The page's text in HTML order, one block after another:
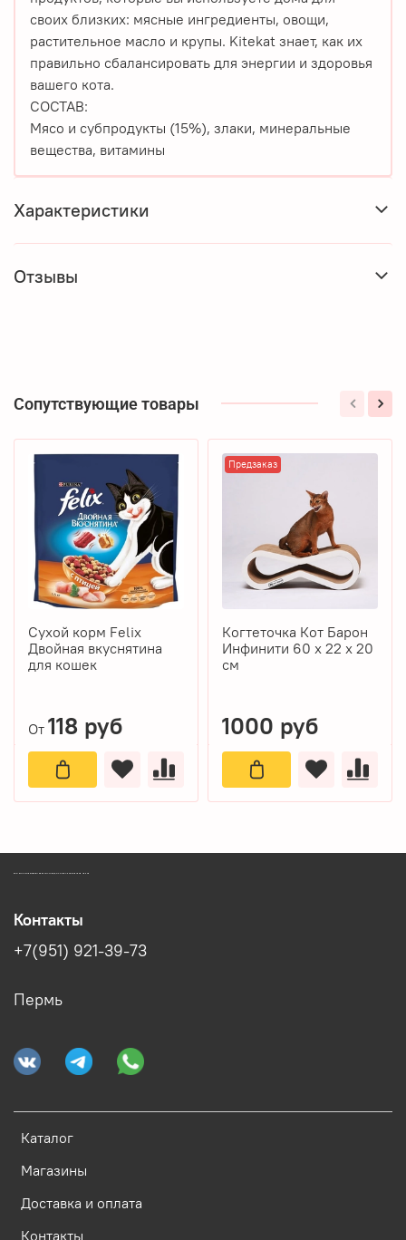
своих близких: мясные ингредиенты, овощи,
растительное масло и крупы. Kitekat знает, как их
правильно сбалансировать для энергии и здоровья
вашего кота.
СОСТАВ:
Мясо и субпродукты (15%), злаки, минеральные
вещества, витамины
Характеристики
Отзывы
Сопутствующие товары
Сухой корм Felix
Двойная вкуснятина
для кошек
От 118 руб
Предзаказ
Когтеточка Кот Барон
Инфинити 60 х 22 х 20
см
1000 руб
Каталог
Магазины
Доставка и оплата
Контакты
Контакты
+7(951) 921-39-73
Пермь